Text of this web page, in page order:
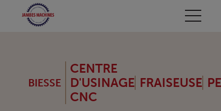
BIESSE
CENTRE
D'USINAGE
CNC
FRAISEUSE